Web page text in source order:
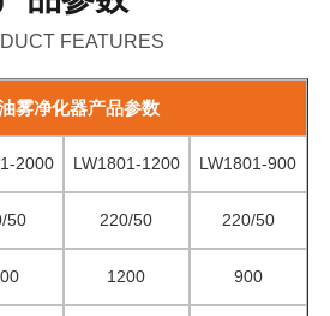
FEATURES
雾净化器产品参数
2000 LW1801-1200 LW1801-900
50 220/50 220/50
1200 900